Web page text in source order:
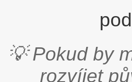
💡 Pokud by
rozvíjet